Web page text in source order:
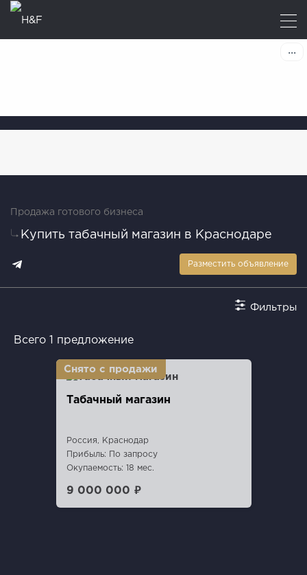
Продажа готового бизнеса
Купить табачный магазин в Краснодаре
Разместить объявление
Фильтры
Всего 1 предложение
Табачный магазин
Россия, Краснодар
Прибыль: По запросу
Окупаемость: 18 мес.
9 000 000 ₽